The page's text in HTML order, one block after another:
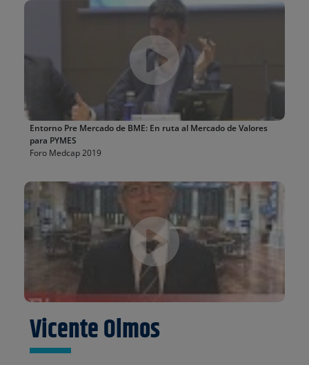
Entorno Pre Mercado de BME: En ruta al Mercado de Valores
para PYMES
Foro Medcap 2019
Vicente Olmos